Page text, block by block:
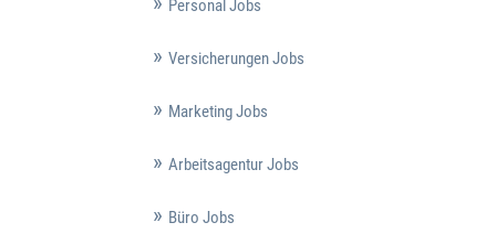
Personal Jobs
Versicherungen Jobs
Marketing Jobs
Arbeitsagentur Jobs
Büro Jobs